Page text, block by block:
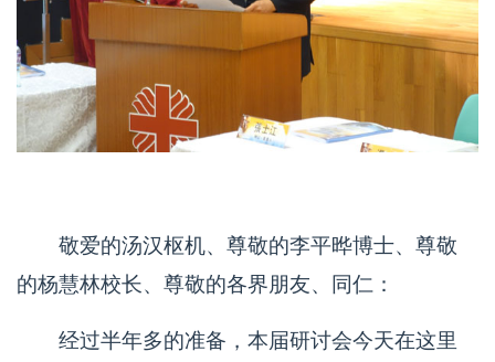
敬爱的汤汉枢机、尊敬的李平晔博士、尊敬
的杨慧林校长、尊敬的各界朋友、同仁：
经过半年多的准备，本届研讨会今天在这里